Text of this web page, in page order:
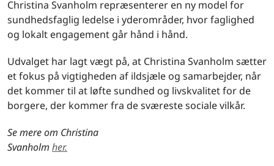
Christina Svanholm repræsenterer en ny model for
sundhedsfaglig ledelse i yderområder, hvor faglighed
og lokalt engagement går hånd i hånd.
Udvalget har lagt vægt på, at Christina Svanholm sætter
et fokus på vigtigheden af ildsjæle og samarbejder, når
det kommer til at løfte sundhed og livskvalitet for de
borgere, der kommer fra de sværeste sociale vilkår.
Se mere om Christina
Svanholm her.